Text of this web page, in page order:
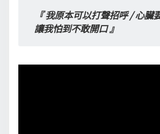
『 我原本可以打聲招呼 / 心
讓我怕到不敢開口 』